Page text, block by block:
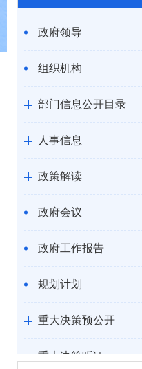
政府领导
组织机构
部门信息公开目录
人事信息
政策解读
政府会议
政府工作报告
规划计划
重大决策预公开
重大决策听证